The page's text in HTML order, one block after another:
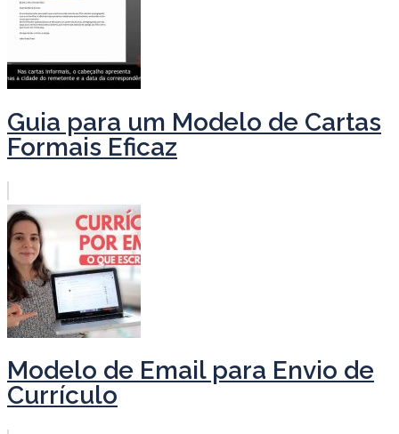
Guia para um Modelo de Cartas
Formais Eficaz
Modelo de Email para Envio de
Currículo